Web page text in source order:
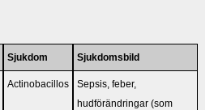
Sjukdom Sjukdomsbild
Actinobacillos
Sepsis, feber,
hudförändringar (som